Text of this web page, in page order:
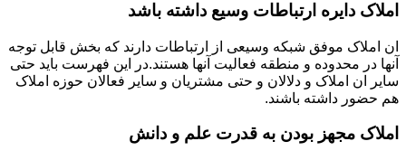
املاک دایره ارتباطات وسیع داشته باشد
ان املاک موفق شبکه وسیعی از ارتباطات دارند که بخش قابل توجه
آنها در محدوده و منطقه فعالیت آنها هستند.در این فهرست باید حتی
سایر ان املاک و دلالان و حتی مشتریان و سایر فعالان حوزه املاک
هم حضور داشته باشند.
املاک مجهز بودن به قدرت علم و دانش